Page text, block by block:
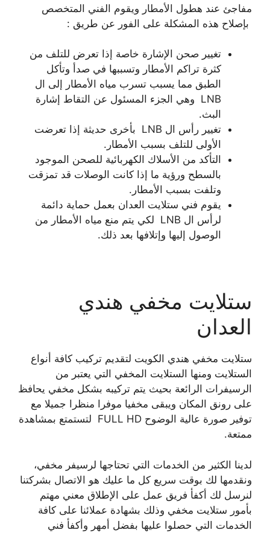
مفاجئ عند هطول الأمطار ويقوم الفني المتخصص
بإصلاح هذه المشكلة على الفور عن طريق :
تغيير صحن الإشارة خاصة إذا تعرض للتلف من
كثرة تراكم الأمطار وتسببها في صدأ وتأكل
الطبق مما يسبب تسرب مياه الأمطار إلى ال
LNB وهي الجزء المسئول عن التقاط إشارة
البث.
تغيير رأس ال LNB بأخرى حديثة إذا تعرضت
الأولى للتلف بسبب الأمطار.
التأكد من الأسلاك الكهربائية للصحن الموجود
بالسطح ورؤية ما إذا كانت الوصلات قد تمزقت
وتلفت بسبب الأمطار.
يقوم فني ستلايت العدان بعمل حماية دائمة
لرأس ال LNB لكي يتم منع مياه الأمطار من
الوصول إليها وإتلافها بعد ذلك.
ستلايت مخفي هندي
العدان
ستلايت مخفي هندي الكويت لتقديم تركيب كافة أنواع
الستلايت ومنها الستلايت المخفي التي يعتبر من
الرسيفرات الرائعة بحيث يتم تركيبه بشكل مخفي يحافظ
على رونق المكان ويبقى مخفيا موفرا منظرا جميلا مع
توفير صورة عالية الوضوح FULL HD لتستمتع بمشاهدة
ممتعة.
لدينا الكثير من الخدمات التي تحتاجها لرسيفر مخفي،
ونقدمها لك بوقت سريع كل ما عليك هو الاتصال بشركتنا
لنرسل لك أكفأ فريق عمل على الإطلاق معني مهتم
بأمور ستلايت مخفي وذلك بشهادة عملائنا على كافة
الخدمات التي حصلوا عليها بفضل أمهر وأكفأ فني